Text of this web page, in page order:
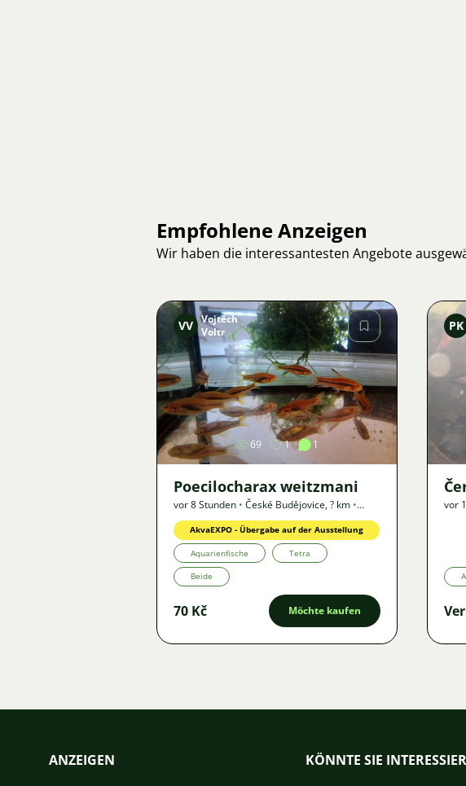
Empfohlene Anzeigen
Wir haben die interessantesten Angebote
Bild
VV Vojtěch
Voltr
69 1 1
Poecilocharax weitzmani
vor 8 Stunden • České Budějovice,? km •
Angebot
AkvaEXPO - Übergabe auf der Ausstellung
Aquarienfische Tetra
Beide
70 Kč Möchte kaufen
PK
vor
ANZEIGEN KÖNNTE SIE